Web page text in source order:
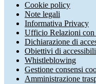
Cookie policy
Note legali
Informativa Privacy
Ufficio Relazioni
Dichiarazione di
Obiettivi di
Whistleblowing
Gestione consensi
Amministrazione